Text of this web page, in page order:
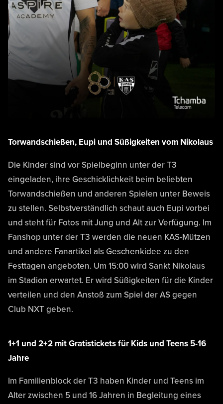
Torwandschießen, Eupi und Süßigkeiten vom Nikolaus
Die Kinder sind vor Spielbeginn unter der T3
eingeladen, ihre Geschicklichkeit beim beliebten
Torwandschießen und anderen Spielen unter Beweis
zu stellen. Selbstverständlich schaut auch Eupi vorbei
und steht für Fotos mit Jung und Alt zur Verfügung. Im
Fanshop unter der T3 werden die neuen KAS-Mützen
und andere Fanartikel als Geschenkidee zu den
Festtagen angeboten. Um 15:00 wird Sankt Nikolaus
im Stadion erwartet. Er wird Süßigkeiten für die Kinder
verteilen und den Anstoß zum Spiel der AS gegen
Club NXT geben.
1+1 und 2+2 mit Gratistickets für Kids und Teens 5-16
Jahre
Im Familienblock der T3 haben Kinder und Teens im
Alter zwischen 5 und 16 Jahren in Begleitung eines